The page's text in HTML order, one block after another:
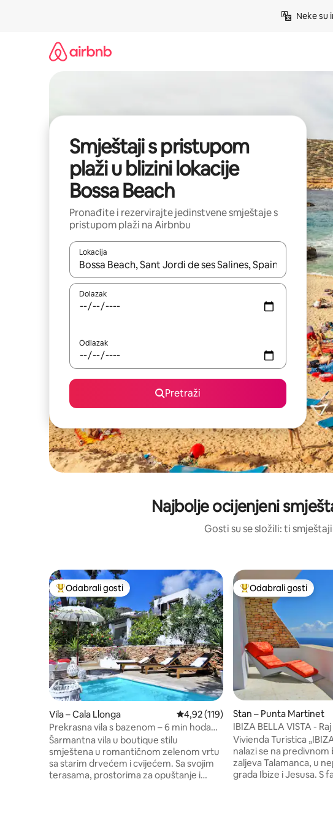
Neke su
Smještaji s pristupom
plaži u blizini lokacije
Bossa Beach
Pronađite i rezervirajte jedinstvene smještaje s
pristupom plaži na Airbnbu
Lokacija
Kada budu dostupni rezultati, moći ćete ih pregledati koristeći
Dolazak
Odlazak
Pretraži
Najbolje ocijenjeni
Gosti su se složili: ti
Među najviše rangiranima s oznakom „Odabrali gosti”
Odabrali gosti
Vila – Cala Llonga Prosječna ocjena: 4,92/5, recenzija:
4,92 (119)
Prekrasna vila s bazenom – 6 min hoda
do plaže
Šarmantna vila u boutique stilu
smještena u romantičnom zelenom vrtu
sa starim drvećem i cvijećem. Sa svojim
terasama, prostorima za opuštanje i
Među najviše
Odabrali gosti
Stan – Punta Martinet
IBIZA BELLA VISTA -
Wlan/bazen
Vivienda Turistica
nalazi se na
zaljeva Talamanca, u
grada Ibize i Jesusa. S fantastičnim